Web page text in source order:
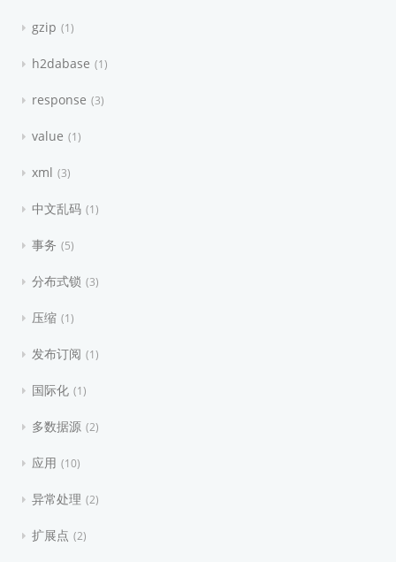
gzip 1
h2dabase 1
response 3
value 1
xml 3
中文乱码 1
事务 5
分布式锁 3
压缩 1
发布订阅 1
国际化 1
多数据源 2
应用 10
异常处理 2
扩展点 2